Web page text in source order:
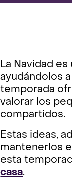
La Navidad
ayudándolos
temporada
valorar los
compartidos.
Estas ideas,
mantenerlos
esta
casa.